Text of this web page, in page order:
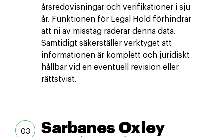
årsredovisningar och verifikationer i sju
år. Funktionen för Legal Hold förhindrar
att ni av misstag raderar denna data.
Samtidigt säkerställer verktyget att
informationen är komplett och juridiskt
hållbar vid en eventuell revision eller
rättstvist.
Sarbanes Oxley